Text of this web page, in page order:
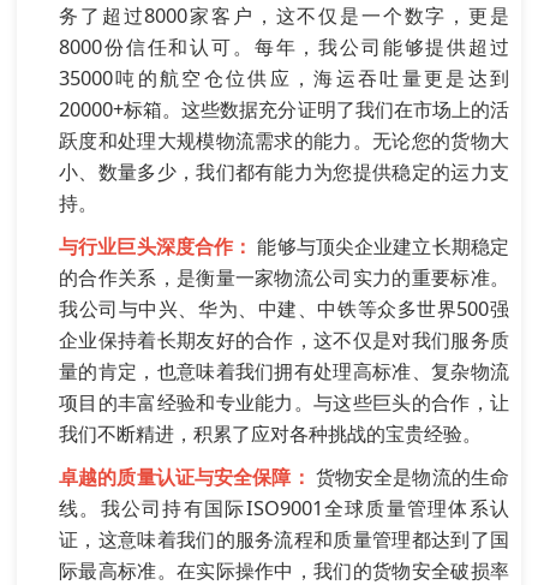
务了超过8000家客户，这不仅是一个数字，更是
8000份信任和认可。每年，我公司能够提供超过
35000吨的航空仓位供应，海运吞吐量更是达到
20000+标箱。这些数据充分证明了我们在市场上的活
跃度和处理大规模物流需求的能力。无论您的货物大
小、数量多少，我们都有能力为您提供稳定的运力支
持。
与行业巨头深度合作：能够与顶尖企业建立长期稳定
的合作关系，是衡量一家物流公司实力的重要标准。
我公司与中兴、华为、中建、中铁等众多世界500强
企业保持着长期友好的合作，这不仅是对我们服务质
量的肯定，也意味着我们拥有处理高标准、复杂物流
项目的丰富经验和专业能力。与这些巨头的合作，让
我们不断精进，积累了应对各种挑战的宝贵经验。
卓越的质量认证与安全保障： 货物安全是物流的生命
线。我公司持有国际ISO9001全球质量管理体系认
证，这意味着我们的服务流程和质量管理都达到了国
际最高标准。在实际操作中，我们的货物安全破损率